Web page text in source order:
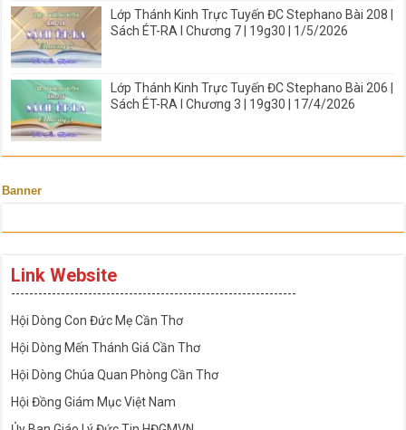
Lớp Thánh Kinh Trực Tuyến ĐC Stephano Bài 208 |
Sách ÉT-RA I Chương 7 | 19g30 | 1/5/2026
Lớp Thánh Kinh Trực Tuyến ĐC Stephano Bài 206 |
Sách ÉT-RA I Chương 3 | 19g30 | 17/4/2026
Banner
Link Website
---------------------------------------------------------------
Hội Dòng Con Đức Mẹ Cần Thơ
Hội Dòng Mến Thánh Giá Cần Thơ
Hội Dòng Chúa Quan Phòng Cần Thơ
Hội Đồng Giám Mục Việt Nam